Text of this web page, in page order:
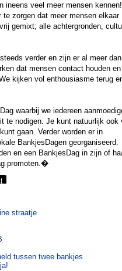
ineens veel meer mensen
zorgen dat meer mensen elkaar
gemixt; alle achtergronden,
verder en zijn er al meer
dat mensen contact houden
kijken vol enthousiasme terug
waarbij we iedereen
te nodigen. Je kunt natuurlijk ook
gaan. Verder worden er in
BankjesDagen georganiseerd.
en een BankjesDag in zijn of
promoten.�
straatje
tussen twee bankjes